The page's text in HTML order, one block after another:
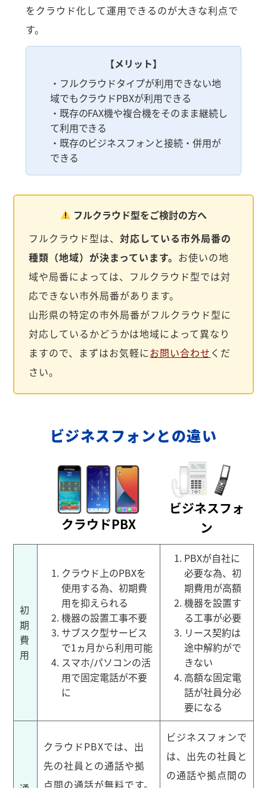
をクラウド化して運用できるのが大きな利点で
す。
【メリット】
・フルクラウドタイプが利用できない地
域でもクラウドPBXが利用できる
・既存のFAX機や複合機をそのまま継続し
て利用できる
・既存のビジネスフォンと接続・併用が
できる
フルクラウド型をご検討の方へ
フルクラウド型は、対応している市外局番の
種類（地域）が決まっています。 お使いの地
域や局番によっては、フルクラウド型では対
応できない市外局番があります。
山形県の特定の市外局番がフルクラウド型に
対応しているかどうかは地域によって異なり
ますので、まずはお気軽にお問い合わせ くだ
さい。
ビジネスフォンとの違い
クラウドPBX
ビジネスフォ
ン
初
期
費
用
クラウド上のPBXを
使用する為、初期費
用を抑えられる
機器の設置工事不要
サブスク型サービス
で1ヵ月から利用可能
スマホ/パソコンの活
用で固定電話が不要
に
PBXが自社に
必要な為、初
期費用が高額
機器を設置す
る工事が必要
リース契約は
途中解約がで
きない
高額な固定電
話が社員分必
要になる
クラウドPBXでは、出
先の社員との通話や拠
点間の通話が無料です。
ビジネスフォンで
は、出先の社員と
の通話や拠点間の